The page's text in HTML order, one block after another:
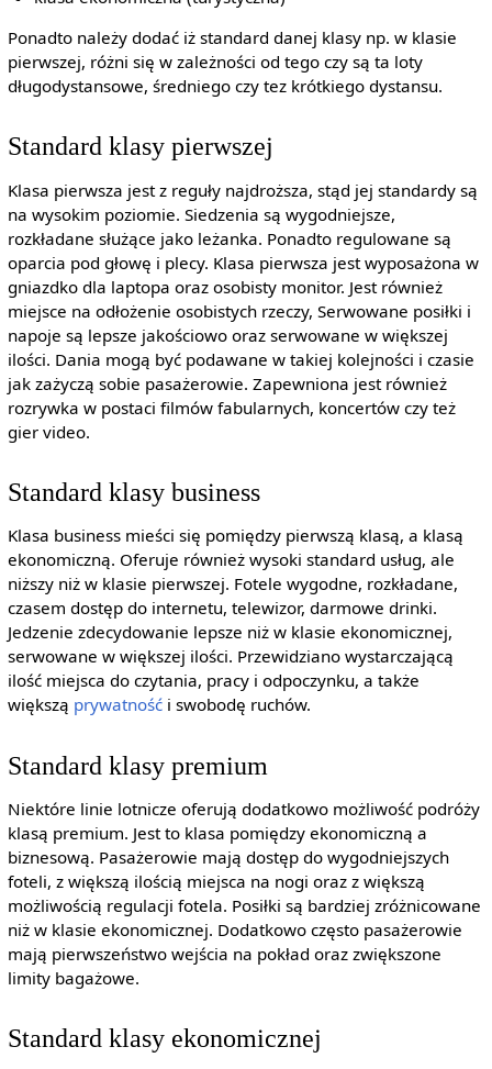
Ponadto należy dodać iż standard danej klasy np. w klasie
pierwszej, różni się w zależności od tego czy są ta loty
długodystansowe, średniego czy tez krótkiego dystansu.
Standard klasy pierwszej
Klasa pierwsza jest z reguły najdroższa, stąd jej standardy są
na wysokim poziomie. Siedzenia są wygodniejsze,
rozkładane służące jako leżanka. Ponadto regulowane są
oparcia pod głowę i plecy. Klasa pierwsza jest wyposażona w
gniazdko dla laptopa oraz osobisty monitor. Jest również
miejsce na odłożenie osobistych rzeczy, Serwowane posiłki i
napoje są lepsze jakościowo oraz serwowane w większej
ilości. Dania mogą być podawane w takiej kolejności i czasie
jak zażyczą sobie pasażerowie. Zapewniona jest również
rozrywka w postaci filmów fabularnych, koncertów czy też
gier video.
Standard klasy business
Klasa business mieści się pomiędzy pierwszą klasą, a klasą
ekonomiczną. Oferuje również wysoki standard usług, ale
niższy niż w klasie pierwszej. Fotele wygodne, rozkładane,
czasem dostęp do internetu, telewizor, darmowe drinki.
Jedzenie zdecydowanie lepsze niż w klasie ekonomicznej,
serwowane w większej ilości. Przewidziano wystarczającą
ilość miejsca do czytania, pracy i odpoczynku, a także
większą prywatnośći swobodę ruchów.
Standard klasy premium
Niektóre linie lotnicze oferują dodatkowo możliwość podróży
klasą premium. Jest to klasa pomiędzy ekonomiczną a
biznesową. Pasażerowie mają dostęp do wygodniejszych
foteli, z większą ilością miejsca na nogi oraz z większą
możliwością regulacji fotela. Posiłki są bardziej zróżnicowane
niż w klasie ekonomicznej. Dodatkowo często pasażerowie
mają pierwszeństwo wejścia na pokład oraz zwiększone
limity bagażowe.
Standard klasy ekonomicznej